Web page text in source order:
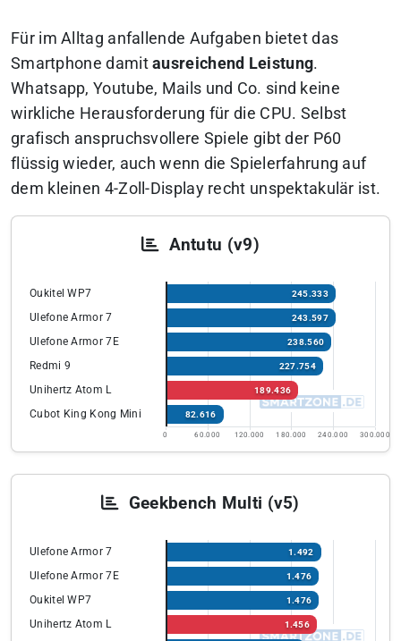
Für im Alltag anfallende Aufgaben bietet das
Smartphone damitausreichend Leistung.
Whatsapp, Youtube, Mails und Co. sind keine
wirkliche Herausforderung für die CPU. Selbst
grafisch anspruchsvollere Spiele gibt der P60
flüssig wieder, auch wenn die Spielerfahrung auf
dem kleinen 4-Zoll-Display recht unspektakulär ist.
Antutu (v9)
Oukitel WP7 245.333
Ulefone Armor 7 243.597
Ulefone Armor 7E 238.560
Redmi 9 227.754
Unihertz Atom L 189.436
Cubot King Kong Mini 82.616
0 60.000 120.000 180.000 240.000 300.000
Geekbench Multi (v5)
Ulefone Armor 7 1.492
Ulefone Armor 7E 1.476
Oukitel WP7 1.476
Unihertz Atom L 1.456